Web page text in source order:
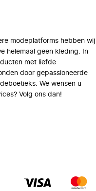
modeplatforms hebben wij
helemaal geen kleding. In
met liefde
door gepassioneerde
We wensen u
Volg ons dan!